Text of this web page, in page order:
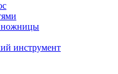
ножницы
инструмент